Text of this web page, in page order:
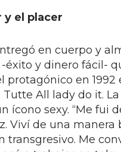
y el placer
en cuerpo y
y dinero fácil-
protagónico en
Tutte All lady do it.
ícono sexy. “Me fui
Viví de una
transgresivo. Me